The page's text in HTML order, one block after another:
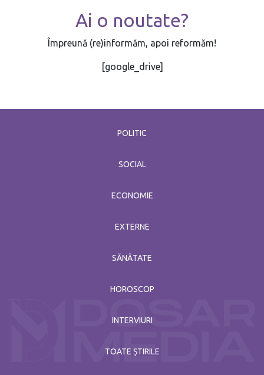
Ai o noutate?
Împreună (re)informăm, apoi reformăm!
[google_drive]
POLITIC
SOCIAL
ECONOMIE
EXTERNE
SĂNĂTATE
HOROSCOP
INTERVIURI
TOATE ȘTIRILE